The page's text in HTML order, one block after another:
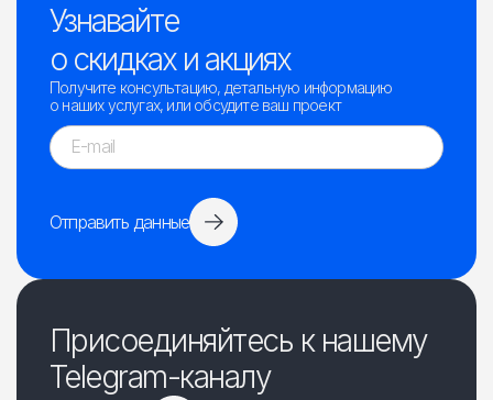
Узнавайте
о скидках и акциях
Получите консультацию, детальную информацию
о наших услугах, или обсудите ваш проект
Отправить данные
Присоединяйтесь к нашему
Telegram-каналу